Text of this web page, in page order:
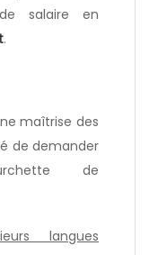
salaire en
.
maîtrise des
de demander
de
langues